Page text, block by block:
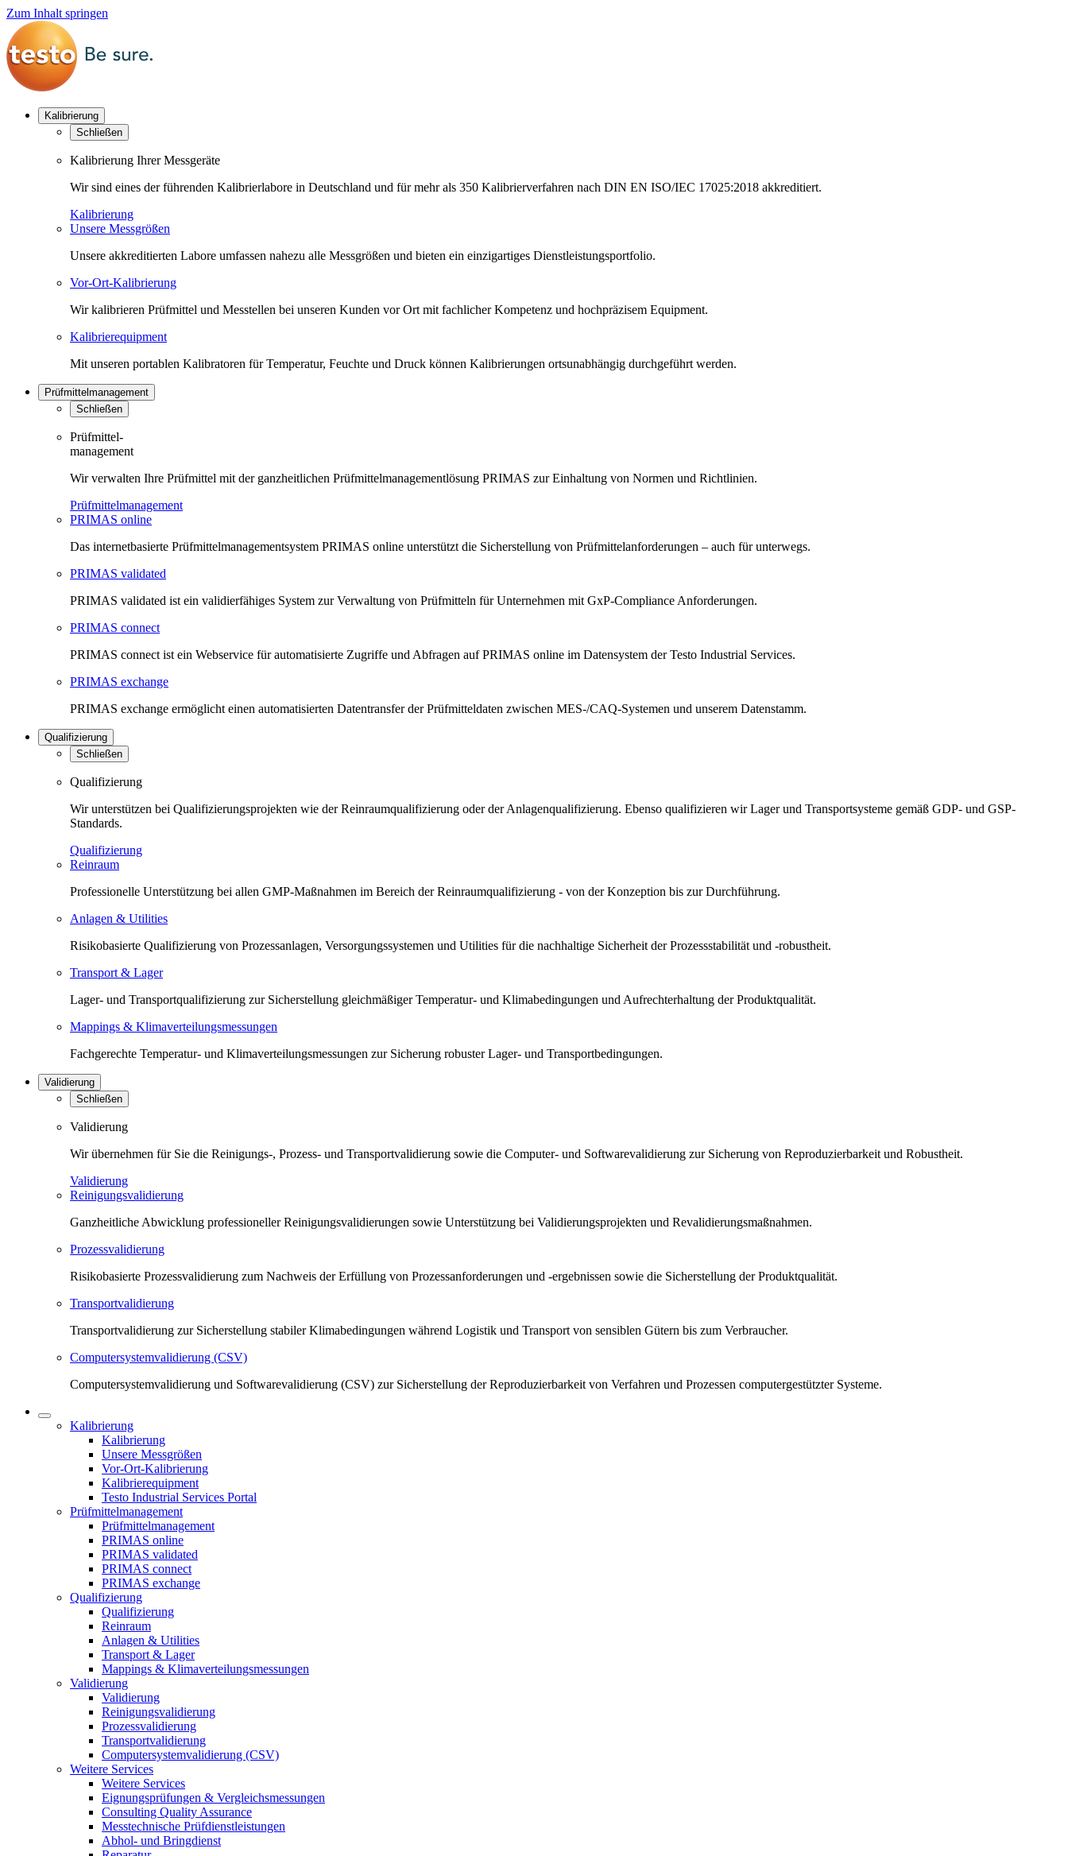
Zum Inhalt springen
Kalibrierung
Schließen
Kalibrierung Ihrer Messgeräte
Wir sind eines der führenden Kalibrierlabore in Deutschland und für mehr als 350 Kalibrierverfahren nach DIN EN ISO/IEC 17025:2018 akkreditiert.
Kalibrierung
Unsere Messgrößen
Unsere akkreditierten Labore umfassen nahezu alle Messgrößen und bieten ein einzigartiges Dienstleistungsportfolio.
Vor-Ort-Kalibrierung
Wir kalibrieren Prüfmittel und Messtellen bei unseren Kunden vor Ort mit fachlicher Kompetenz und hochpräzisem Equipment.
Kalibrierequipment
Mit unseren portablen Kalibratoren für Temperatur, Feuchte und Druck können Kalibrierungen ortsunabhängig durchgeführt werden.
Prüfmittelmanagement
Schließen
Prüfmittel-
management
Wir verwalten Ihre Prüfmittel mit der ganzheitlichen Prüfmittelmanagementlösung PRIMAS zur Einhaltung von Normen und Richtlinien.
Prüfmittelmanagement
PRIMAS online
Das internetbasierte Prüfmittelmanagementsystem PRIMAS online unterstützt die Sicherstellung von Prüfmittelanforderungen – auch für unterwegs.
PRIMAS validated
PRIMAS validated ist ein validierfähiges System zur Verwaltung von Prüfmitteln für Unternehmen mit GxP-Compliance Anforderungen.
PRIMAS connect
PRIMAS connect ist ein Webservice für automatisierte Zugriffe und Abfragen auf PRIMAS online im Datensystem der Testo Industrial Services.
PRIMAS exchange
PRIMAS exchange ermöglicht einen automatisierten Datentransfer der Prüfmitteldaten zwischen MES-/CAQ-Systemen und unserem Datenstamm.
Qualifizierung
Schließen
Qualifizierung
Wir unterstützen bei Qualifizierungsprojekten wie der Reinraumqualifizierung oder der Anlagenqualifizierung. Ebenso qualifizieren wir Lager und Transportsysteme gemäß GDP- und GSP-
Standards.
Qualifizierung
Reinraum
Professionelle Unterstützung bei allen GMP-Maßnahmen im Bereich der Reinraumqualifizierung - von der Konzeption bis zur Durchführung.
Anlagen & Utilities
Risikobasierte Qualifizierung von Prozessanlagen, Versorgungssystemen und Utilities für die nachhaltige Sicherheit der Prozessstabilität und -robustheit.
Transport & Lager
Lager- und Transportqualifizierung zur Sicherstellung gleichmäßiger Temperatur- und Klimabedingungen und Aufrechterhaltung der Produktqualität.
Mappings & Klimaverteilungsmessungen
Fachgerechte Temperatur- und Klimaverteilungsmessungen zur Sicherung robuster Lager- und Transportbedingungen.
Validierung
Schließen
Validierung
Wir übernehmen für Sie die Reinigungs-, Prozess- und Transportvalidierung sowie die Computer- und Softwarevalidierung zur Sicherung von Reproduzierbarkeit und Robustheit.
Validierung
Reinigungsvalidierung
Ganzheitliche Abwicklung professioneller Reinigungsvalidierungen sowie Unterstützung bei Validierungsprojekten und Revalidierungsmaßnahmen.
Prozessvalidierung
Risikobasierte Prozessvalidierung zum Nachweis der Erfüllung von Prozessanforderungen und -ergebnissen sowie die Sicherstellung der Produktqualität.
Transportvalidierung
Transportvalidierung zur Sicherstellung stabiler Klimabedingungen während Logistik und Transport von sensiblen Gütern bis zum Verbraucher.
Computersystemvalidierung (CSV)
Computersystemvalidierung und Softwarevalidierung (CSV) zur Sicherstellung der Reproduzierbarkeit von Verfahren und Prozessen computergestützter Systeme.
Kalibrierung
Kalibrierung
Unsere Messgrößen
Vor-Ort-Kalibrierung
Kalibrierequipment
Testo Industrial Services Portal
Prüfmittelmanagement
Prüfmittelmanagement
PRIMAS online
PRIMAS validated
PRIMAS connect
PRIMAS exchange
Qualifizierung
Qualifizierung
Reinraum
Anlagen & Utilities
Transport & Lager
Mappings & Klimaverteilungsmessungen
Validierung
Validierung
Reinigungsvalidierung
Prozessvalidierung
Transportvalidierung
Computersystemvalidierung (CSV)
Weitere Services
Weitere Services
Eignungsprüfungen & Vergleichsmessungen
Consulting Quality Assurance
Messtechnische Prüfdienstleistungen
Abhol- und Bringdienst